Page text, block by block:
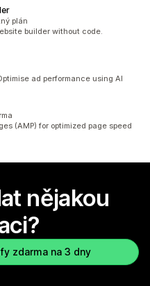
plán
builder without code.
ad performance using AI
(AMP) for optimized page speed
nějakou
zdarma na 3 dny